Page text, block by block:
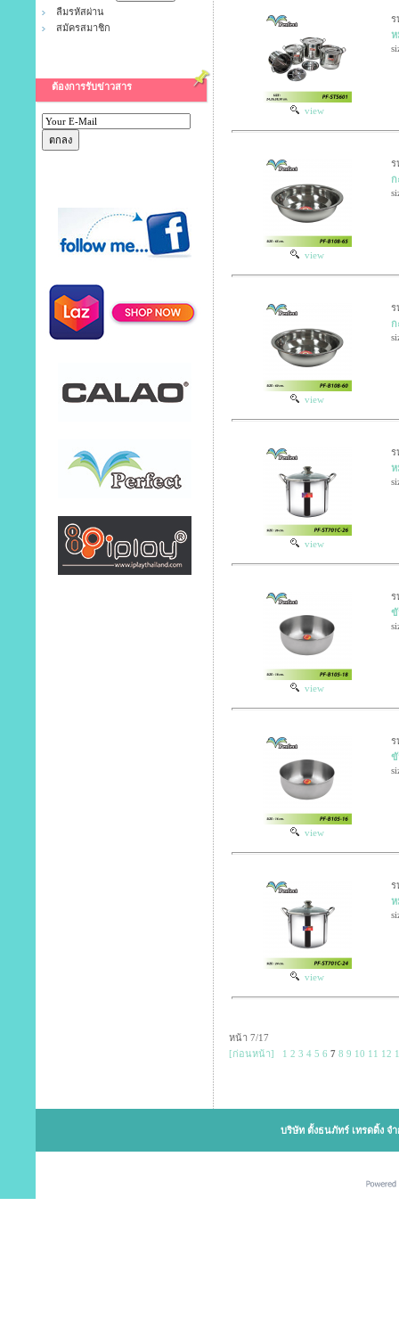
ลืมรหัสผ่าน
สมัครสมาชิก
ต้องการรับข่าวสาร
view
ร
ห
view
ร
ก
view
ร
ก
view
ร
ห
view
ร
ขั
view
ร
ขั
view
ร
ห
หน้า 7/17
[ก่อนหน้า]
1 2 3 4 5 6 7 8 9 10 11 12
บริษัท ตั้งธนภัทร์ เทรดดิ้ง จำ